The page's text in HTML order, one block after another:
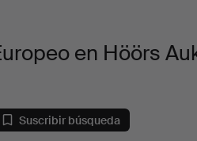
en Höörs
Suscribir búsqueda